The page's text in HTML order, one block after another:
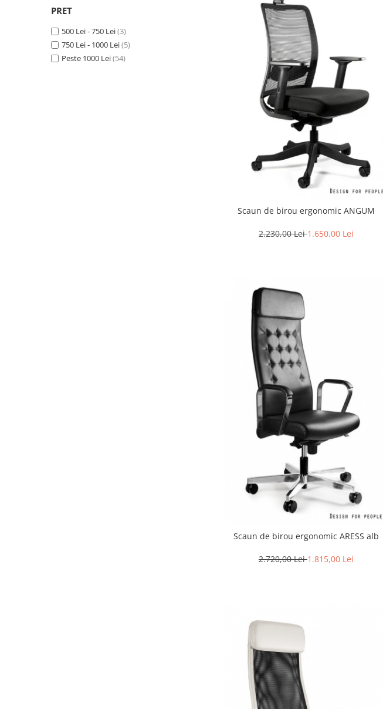
PRET
500 Lei - 750 Lei(3)
750 Lei - 1000 Lei(5)
Peste 1000 Lei(54)
Scaun de birou ergonomic ANGUM
2.230,00 Lei1.650,00 Lei
Scaun de birou ergonomic ARESS alb
2.720,00 Lei1.815,00 Lei